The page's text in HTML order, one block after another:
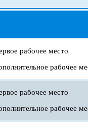
рабочее место
рабочее
рабочее место
рабочее